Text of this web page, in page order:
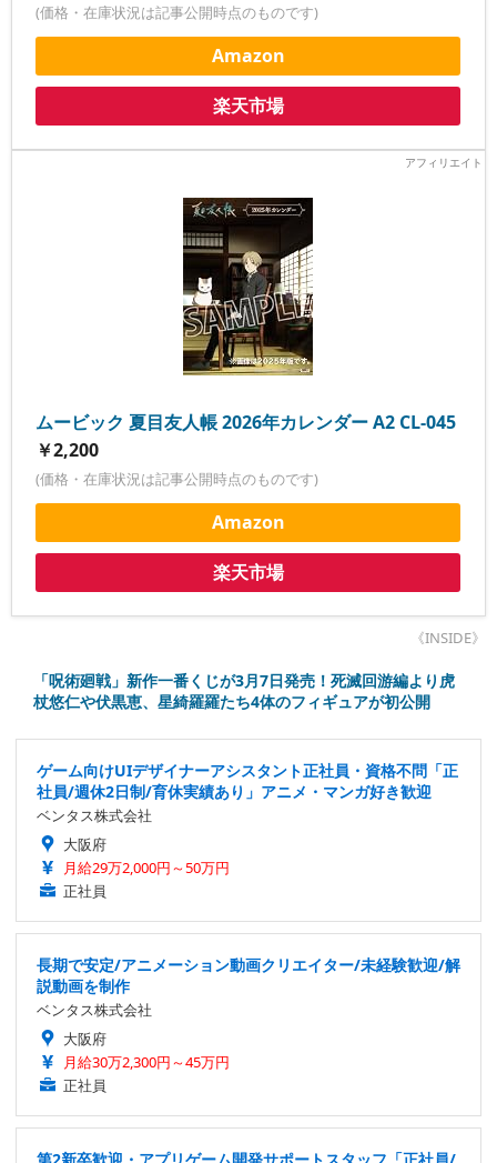
(価格・在庫状況は記事公開時点のものです)
Amazon
楽天市場
ムービック 夏目友人帳 2026年カレンダー A2 CL-045
￥2,200
(価格・在庫状況は記事公開時点のものです)
Amazon
楽天市場
《INSIDE》
「呪術廻戦」新作一番くじが3月7日発売！死滅回游編より虎
杖悠仁や伏黒恵、星綺羅羅たち4体のフィギュアが初公開
ゲーム向けUIデザイナーアシスタント正社員・資格不問「正
社員/週休2日制/育休実績あり」アニメ・マンガ好き歓迎
ベンタス株式会社
大阪府
月給29万2,000円～50万円
正社員
長期で安定/アニメーション動画クリエイター/未経験歓迎/解
説動画を制作
ベンタス株式会社
大阪府
月給30万2,300円～45万円
正社員